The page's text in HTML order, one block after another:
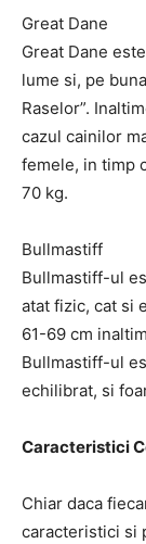
Great Dane
Great Dane
lume si, pe
Raselor”.
cazul cainilor
femele, in timp
70 kg.
Bullmastiff
Bullmastiff-ul
atat fizic, cat si
61-69 cm
Bullmastiff-ul
echilibrat, si
Caracteristici
Chiar daca
caracteristici si